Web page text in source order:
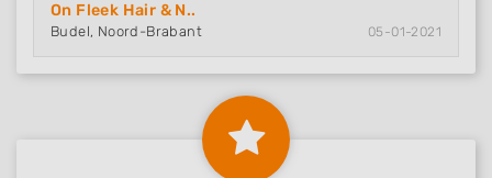
On Fleek Hair & N..
Budel, Noord-Brabant 05-01-2021